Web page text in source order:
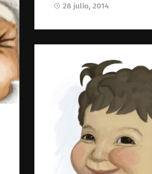
28 julio, 2014